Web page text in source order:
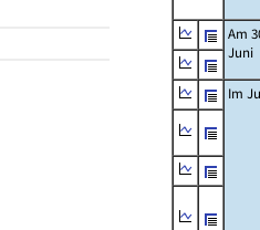
Am
Juni
Im